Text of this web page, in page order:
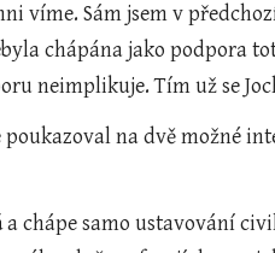
víme. Sám jsem v
chápána jako podpora
neimplikuje. Tím už se
na dvě možné
a chápe samo ustavování